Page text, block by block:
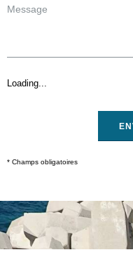
Loading...
* Champs obligatoires